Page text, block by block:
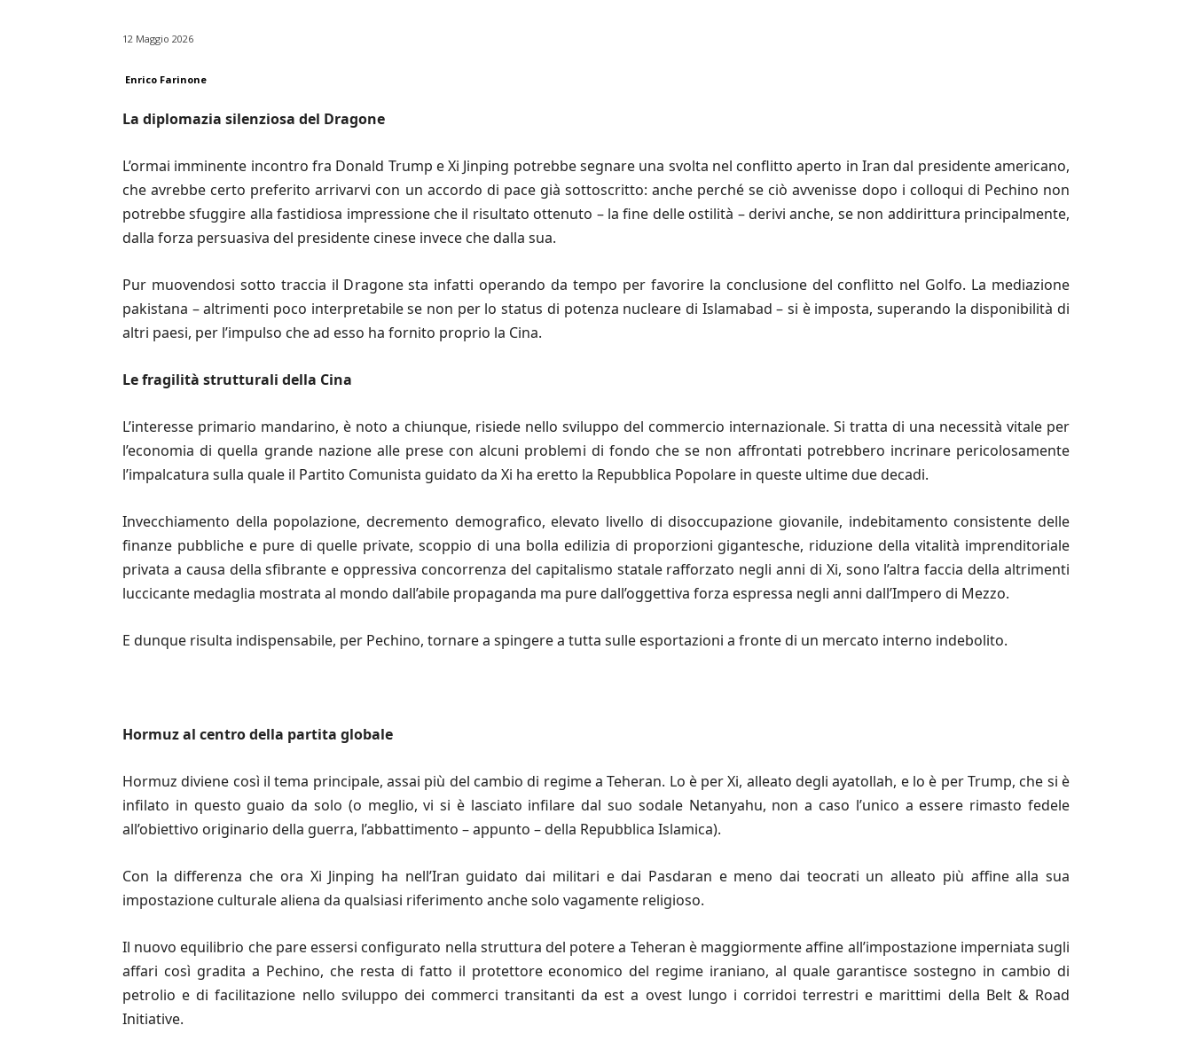
12 Maggio 2026
Enrico Farinone
La diplomazia silenziosa del Dragone
L’ormai imminente incontro fra Donald Trump e Xi Jinping potrebbe segnare una svolta nel conflitto aperto in Iran dal presidente americano,
che avrebbe certo preferito arrivarvi con un accordo di pace già sottoscritto: anche perché se ciò avvenisse dopo i colloqui di Pechino non
potrebbe sfuggire alla fastidiosa impressione che il risultato ottenuto – la fine delle ostilità – derivi anche, se non addirittura principalmente,
dalla forza persuasiva del presidente cinese invece che dalla sua.
Pur muovendosi sotto traccia il Dragone sta infatti operando da tempo per favorire la conclusione del conflitto nel Golfo. La mediazione
pakistana – altrimenti poco interpretabile se non per lo status di potenza nucleare di Islamabad – si è imposta, superando la disponibilità di
altri paesi, per l’impulso che ad esso ha fornito proprio la Cina.
Le fragilità strutturali della Cina
L’interesse primario mandarino, è noto a chiunque, risiede nello sviluppo del commercio internazionale. Si tratta di una necessità vitale per
l’economia di quella grande nazione alle prese con alcuni problemi di fondo che se non affrontati potrebbero incrinare pericolosamente
l’impalcatura sulla quale il Partito Comunista guidato da Xi ha eretto la Repubblica Popolare in queste ultime due decadi.
Invecchiamento della popolazione, decremento demografico, elevato livello di disoccupazione giovanile, indebitamento consistente delle
finanze pubbliche e pure di quelle private, scoppio di una bolla edilizia di proporzioni gigantesche, riduzione della vitalità imprenditoriale
privata a causa della sfibrante e oppressiva concorrenza del capitalismo statale rafforzato negli anni di Xi, sono l’altra faccia della altrimenti
luccicante medaglia mostrata al mondo dall’abile propaganda ma pure dall’oggettiva forza espressa negli anni dall’Impero di Mezzo.
E dunque risulta indispensabile, per Pechino, tornare a spingere a tutta sulle esportazioni a fronte di un mercato interno indebolito.
Hormuz al centro della partita globale
Hormuz diviene così il tema principale, assai più del cambio di regime a Teheran. Lo è per Xi, alleato degli ayatollah, e lo è per Trump, che si è
infilato in questo guaio da solo (o meglio, vi si è lasciato infilare dal suo sodale Netanyahu, non a caso l’unico a essere rimasto fedele
all’obiettivo originario della guerra, l’abbattimento – appunto – della Repubblica Islamica).
Con la differenza che ora Xi Jinping ha nell’Iran guidato dai militari e dai Pasdaran e meno dai teocrati un alleato più affine alla sua
impostazione culturale aliena da qualsiasi riferimento anche solo vagamente religioso.
Il nuovo equilibrio che pare essersi configurato nella struttura del potere a Teheran è maggiormente affine all’impostazione imperniata sugli
affari così gradita a Pechino, che resta di fatto il protettore economico del regime iraniano, al quale garantisce sostegno in cambio di
petrolio e di facilitazione nello sviluppo dei commerci transitanti da est a ovest lungo i corridoi terrestri e marittimi della Belt & Road
Initiative.